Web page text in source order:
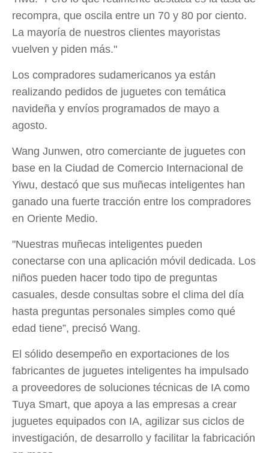
recompra, que oscila entre un 70 y 80 por ciento.
La mayoría de nuestros clientes mayoristas
vuelven y piden más."
Los compradores sudamericanos ya están
realizando pedidos de juguetes con temática
navideña y envíos programados de mayo a
agosto.
Wang Junwen, otro comerciante de juguetes con
base en la Ciudad de Comercio Internacional de
Yiwu, destacó que sus muñecas inteligentes han
ganado una fuerte tracción entre los compradores
en Oriente Medio.
"Nuestras muñecas inteligentes pueden
conectarse con una aplicación móvil dedicada. Los
niños pueden hacer todo tipo de preguntas
casuales, desde consultas sobre el clima del día
hasta preguntas personales simples como qué
edad tiene”, precisó Wang.
El sólido desempeño en exportaciones de los
fabricantes de juguetes inteligentes ha impulsado
a proveedores de soluciones técnicas de IA como
Tuya Smart, que apoya a las empresas a crear
juguetes equipados con IA, agilizar sus ciclos de
investigación, de desarrollo y facilitar la fabricación